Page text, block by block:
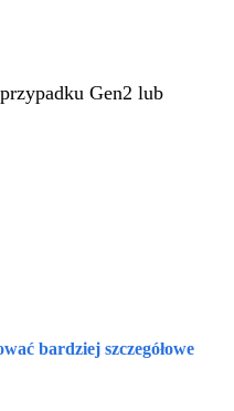
Gen2 lub
bardziej szczegółowe